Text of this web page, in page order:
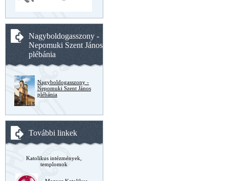
Nagyboldogasszony -
Nepomuki Szent János
plébánia
Nagyboldogasszony -
Nepomuki Szent János
plébánia
További linkek
Katolikus intézmények,
templomok